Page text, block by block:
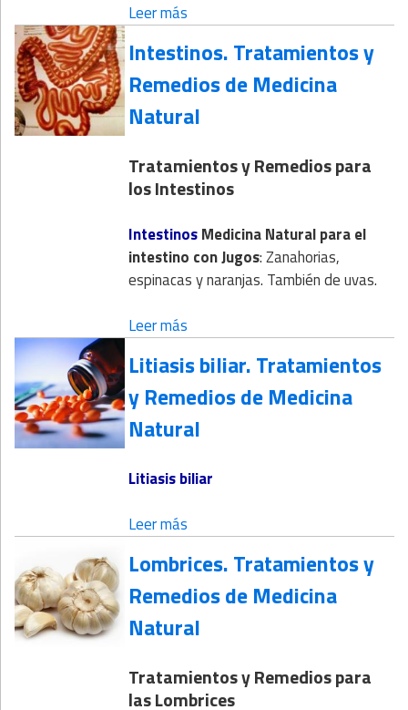
Leer más
Intestinos. Tratamientos y
Remedios de Medicina
Natural
Tratamientos y Remedios para
los Intestinos
IntestinosMedicina Naturalpara el
intestino conJugos: Zanahorias,
espinacas y naranjas. También de uvas.
Leer más
Litiasis biliar. Tratamientos
y Remedios de Medicina
Natural
Litiasis biliar
Leer más
Lombrices. Tratamientos y
Remedios de Medicina
Natural
Tratamientos y Remedios para
las Lombrices